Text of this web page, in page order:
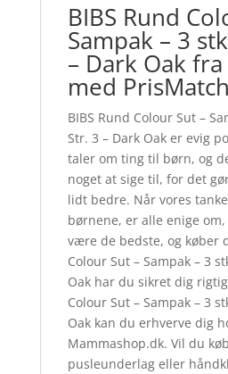
BIBS Rund
Sampak – 3
– Dark Oak fra
med PrisMatch
BIBS Rund Colour Sut –
Str. 3 – Dark Oak er evig
taler om ting til børn, og
noget at sige til, for det
lidt bedre. Når vores
børnene, er alle enige
være de bedste, og køber
Colour Sut – Sampak – 3
Oak har du sikret dig
Colour Sut – Sampak – 3
Oak kan du erhverve dig
Mammashop.dk. Vil du
pusleunderlag eller